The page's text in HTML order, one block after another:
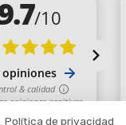
Política de privacidad